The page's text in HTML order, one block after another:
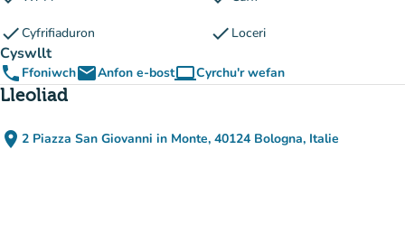
checkCyfrifiaduron check Loceri
Cyswllt
phone FfoniwchemailAnfon e-bostcomputerCyrchu'r wefan
(tab newydd)
Lleoliad
place 2 Piazza San Giovanni in Monte, 40124 Bologna, Italie
(agor yn Google Maps)
(tab newydd)